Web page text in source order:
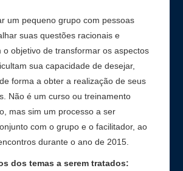
um pequeno grupo com pessoas
suas questões racionais e
o objetivo de transformar os aspectos
sua capacidade de desejar,
forma a obter a realização de seus
Não é um curso ou treinamento
mas sim um processo a ser
com o grupo e o facilitador, ao
durante o ano de 2015.
dos temas a serem tratados: